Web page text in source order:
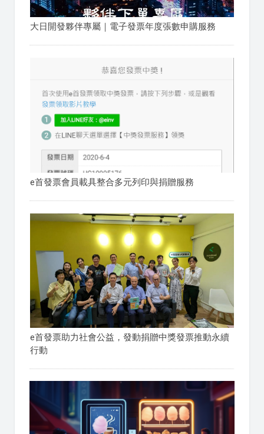
大日開發夥伴專屬｜電子發票年度張數申購服務
e首發票會員載具整合多元列印與捐贈服務
e首發票助力社會公益，發動捐贈中獎發票推動永續
行動